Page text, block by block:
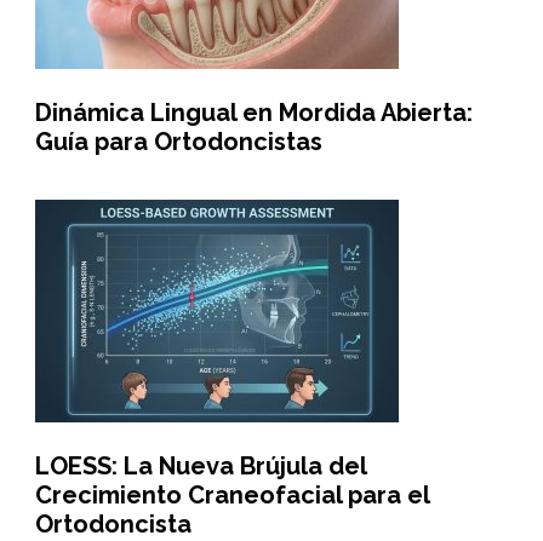
Dinámica Lingual en Mordida Abierta:
Guía para Ortodoncistas
LOESS: La Nueva Brújula del
Crecimiento Craneofacial para el
Ortodoncista